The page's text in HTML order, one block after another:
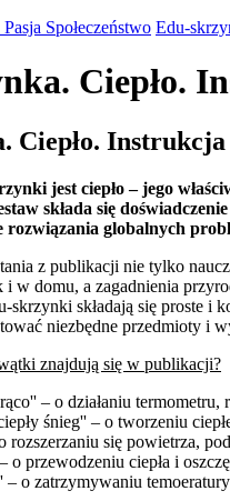
Społeczeństwo Edu-
Ciepło.
Ciepło.
jest ciepło – jego
składa się
globalnych
z publikacji nie tylko
w domu, a zagadnienia
składają się proste i
niezbędne przedmioty i
znajdują się w publikacji?
– o działaniu
śnieg'' – o tworzeniu
rozszerzaniu się powietrza,
o przewodzeniu ciepła i
o zatrzymywaniu